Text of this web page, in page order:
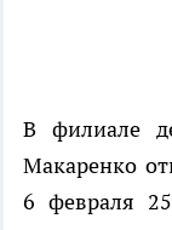
В филиале
Макаренко
6 февраля